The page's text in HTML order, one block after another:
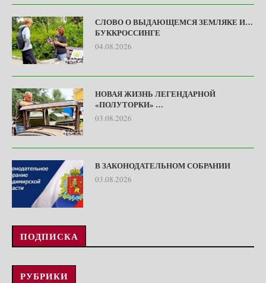
СЛОВО О ВЫДАЮЩЕМСЯ ЗЕМЛЯКЕ И…
БУККРОССИНГЕ
04.08.2026
НОВАЯ ЖИЗНЬ ЛЕГЕНДАРНОЙ
«ПОЛУТОРКИ» …
03.08.2026
В ЗАКОНОДАТЕЛЬНОМ СОБРАНИИ
03.08.2026
ПОДПИСКА
РУБРИКИ